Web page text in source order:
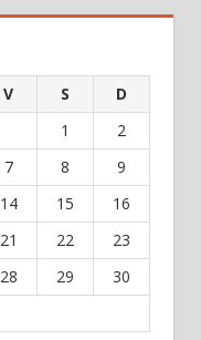
V S D
1
2
7 8
9
14 15
16
21 22
23
28 29
30